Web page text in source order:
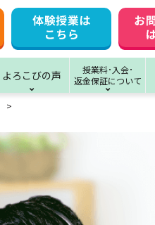
よろこびの声
授業料･入会･
返金保証について